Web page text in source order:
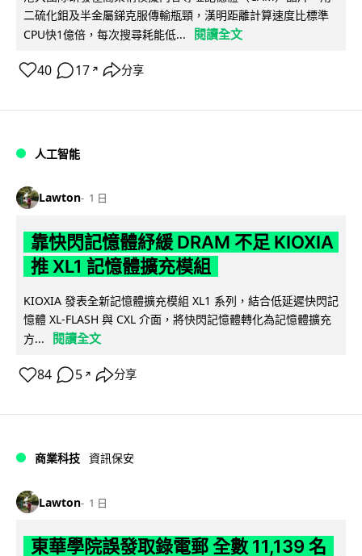
二硫化鉬及半金屬銻克服傳輸瓶頸，漢明距離計算速度比標準
CPU快1億倍，每次搜尋耗能低...
閱讀全文
40 17 ↗ 分享
人工智能
Lawton 1 日
靠快閃記憶體紓緩 DRAM 不足 KIOXIA
推 XL1 記憶體擴充模組
KIOXIA 發表全新記憶體擴充模組 XL1 系列，結合低延遲快閃記
憶體 XL-FLASH 與 CXL 介面，將快閃記憶體轉化為記憶體擴充
方...
閱讀全文
84 5 ↗ 分享
商業科技 資訊保安
Lawton 1 日
東華學院誤發取錄電郵 全數 11,139 名